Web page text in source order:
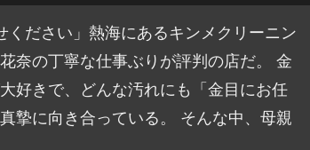
ください」熱海にあるキンメクリーニン
奈の丁寧な仕事ぶりが評判の店だ。 金
好きで、どんな汚れにも「金目にお任
摯に向き合っている。 そんな中、母親